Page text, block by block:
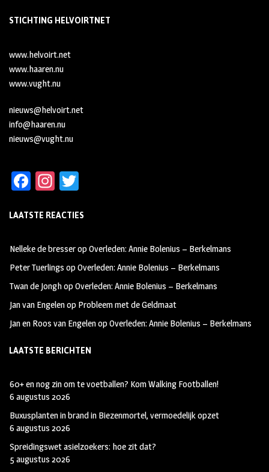
STICHTING HELVOIRTNET
www.helvoirt.net
www.haaren.nu
www.vught.nu
nieuws@helvoirt.net
info@haaren.nu
nieuws@vught.nu
Fa
b
oo
k
In
ag
m
tt
LAATSTE REACTIES
Nelleke de bresseropOverleden: Annie Bolenius – Berkelmans
Peter Tuerlings opOverleden: Annie Bolenius – Berkelmans
Twan de JonghopOverleden: Annie Bolenius – Berkelmans
Jan van Engelenop Probleem met de Geldmaat
Jan en Roos van EngelenopOverleden: Annie Bolenius – Berkelmans
LAATSTE BERICHTEN
60+ en nog zin om te voetballen? Kom Walking Footballen!
6 augustus 2026
Buxusplanten in brand in Biezenmortel, vermoedelijk opzet
6 augustus 2026
Spreidingswet asielzoekers: hoe zit dat?
5 augustus 2026